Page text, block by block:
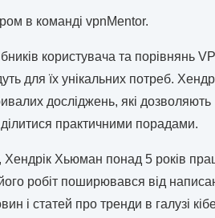
в команді vpnMentor.
користувача та порівнянь
для їх унікальних потреб.
досліджень, які
практичними порадами.
Хьюман понад 5 років
робіт поширювався від
і статей про тренди в галузі